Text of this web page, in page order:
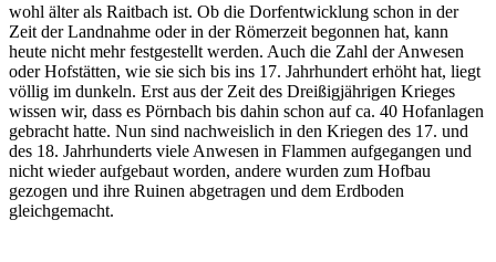
wohl älter als Raitbach ist. Ob die Dorfentwicklung schon in der
Zeit der Landnahme oder in der Römerzeit begonnen hat, kann
heute nicht mehr festgestellt werden. Auch die Zahl der Anwesen
oder Hofstätten, wie sie sich bis ins 17. Jahrhundert erhöht hat, liegt
völlig im dunkeln. Erst aus der Zeit des Dreißigjährigen Krieges
wissen wir, dass es Pörnbach bis dahin schon auf ca. 40 Hofanlagen
gebracht hatte. Nun sind nachweislich in den Kriegen des 17. und
des 18. Jahrhunderts viele Anwesen in Flammen aufgegangen und
nicht wieder aufgebaut worden, andere wurden zum Hofbau
gezogen und ihre Ruinen abgetragen und dem Erdboden
gleichgemacht.